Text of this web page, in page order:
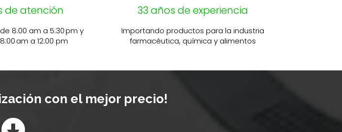
de atención
8:00 am a 5:30 pm y
am a 12:00 pm
33 años de experiencia
Importando productos para la industria
farmacéutica, química y alimentos
con el mejor precio!